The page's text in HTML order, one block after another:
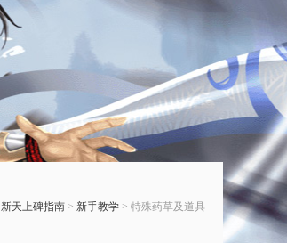
新天上碑指南 > 新手教学 > 特殊药草及道具